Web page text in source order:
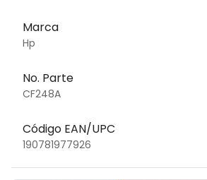
Marca
Hp
No. Parte
CF248A
Código EAN/UPC
190781977926